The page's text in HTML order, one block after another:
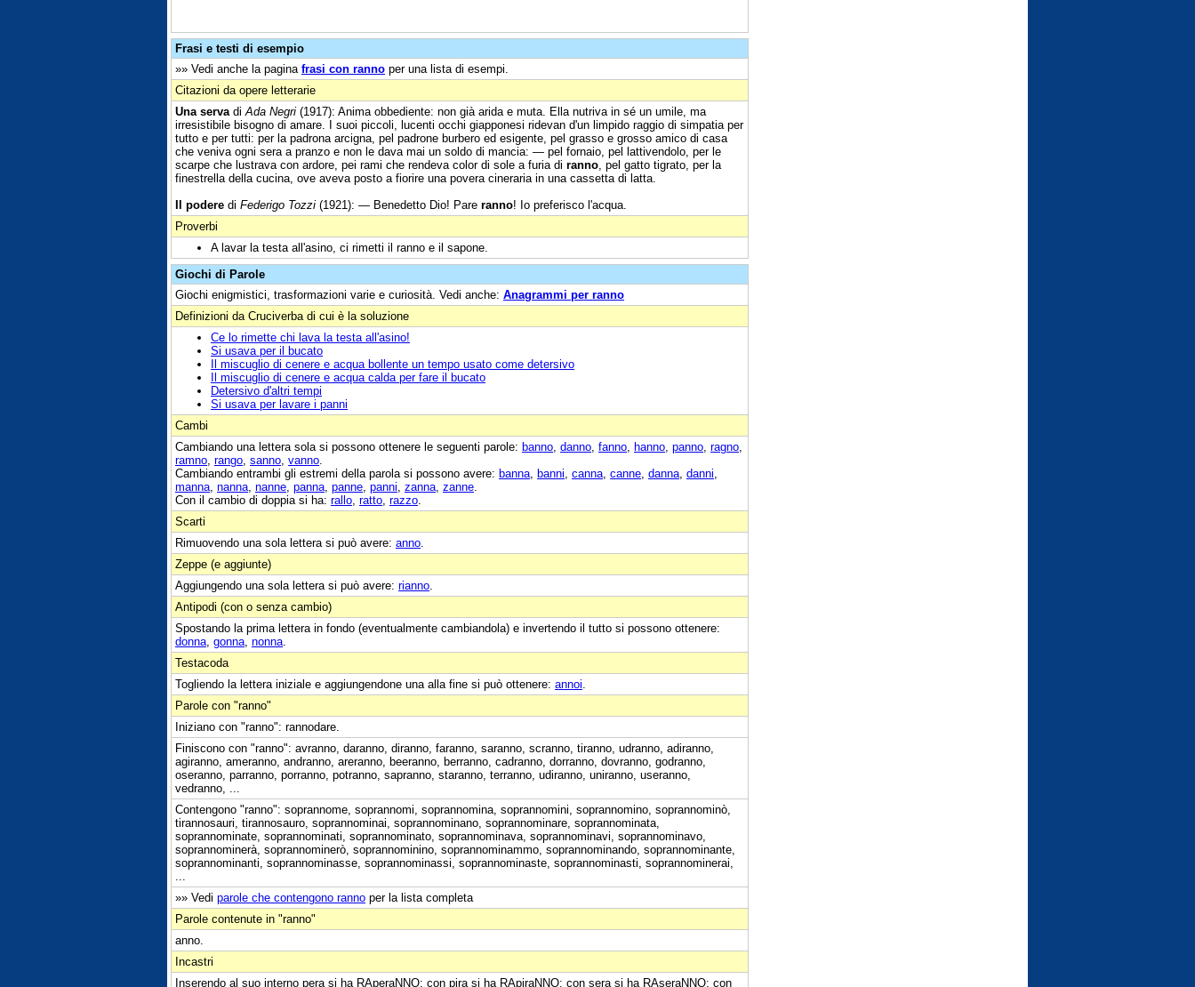
Frasi e testi di esempio
»» Vedi anche la pagina frasi con ranno per una lista di esempi.
Citazioni da opere letterarie
Una serva di Ada Negri (1917): Anima obbediente: non già arida e muta. Ella nutriva in sé un umile, ma
irresistibile bisogno di amare. I suoi piccoli, lucenti occhi giapponesi ridevan d'un limpido raggio di simpatia per
tutto e per tutti: per la padrona arcigna, pel padrone burbero ed esigente, pel grasso e grosso amico di casa
che veniva ogni sera a pranzo e non le dava mai un soldo di mancia: — pel fornaio, pel lattivendolo, per le
scarpe che lustrava con ardore, pei rami che rendeva color di sole a furia di ranno , pel gatto tigrato, per la
finestrella della cucina, ove aveva posto a fiorire una povera cineraria in una cassetta di latta.
Il podere di Federigo Tozzi (1921): — Benedetto Dio! Pare ranno! Io preferisco l'acqua.
Proverbi
A lavar la testa all'asino, ci rimetti il ranno e il sapone.
Giochi di Parole
Giochi enigmistici, trasformazioni varie e curiosità. Vedi anche: Anagrammi per ranno
Definizioni da Cruciverba di cui è la soluzione
Ce lo rimette chi lava la testa all'asino!
Si usava per il bucato
Il miscuglio di cenere e acqua bollente un tempo usato come detersivo
Il miscuglio di cenere e acqua calda per fare il bucato
Detersivo d'altri tempi
Si usava per lavare i panni
Cambi
Cambiando una lettera sola si possono ottenere le seguenti parole: banno danno fanno hanno panno ragno
ramno rango sanno vanno
Cambiando entrambi gli estremi della parola si possono avere: banna banni canna canne danna danni
manna nanna nanne panna panne panni zanna zanne
Con il cambio di doppia si ha: rallo ratto razzo
Scarti
Rimuovendo una sola lettera si può avere: anno
Zeppe (e aggiunte)
Aggiungendo una sola lettera si può avere: rianno
Antipodi (con o senza cambio)
Spostando la prima lettera in fondo (eventualmente cambiandola) e invertendo il tutto si possono ottenere:
donna gonna nonna
Testacoda
Togliendo la lettera iniziale e aggiungendone una alla fine si può ottenere: annoi
Parole con "ranno"
Iniziano con "ranno": rannodare.
Finiscono con "ranno": avranno, daranno, diranno, faranno, saranno, scranno, tiranno, udranno, adiranno,
agiranno, ameranno, andranno, areranno, beeranno, berranno, cadranno, dorranno, dovranno, godranno,
oseranno, parranno, porranno, potranno, sapranno, staranno, terranno, udiranno, uniranno, useranno,
vedranno, ...
Contengono "ranno": soprannome, soprannomi, soprannomina, soprannomini, soprannomino, soprannominò,
tirannosauri, tirannosauro, soprannominai, soprannominano, soprannominare, soprannominata,
soprannominate, soprannominati, soprannominato, soprannominava, soprannominavi, soprannominavo,
soprannominerà, soprannominerò, soprannominino, soprannominammo, soprannominando, soprannominante,
soprannominanti, soprannominasse, soprannominassi, soprannominaste, soprannominasti, soprannominerai,
»» Vedi parole che contengono ranno per la lista completa
Parole contenute in "ranno"
anno.
Incastri
Inserendo al suo interno pera si ha RAperaNNO; con pira si ha RApiraNNO; con sera si ha RAseraNNO; con